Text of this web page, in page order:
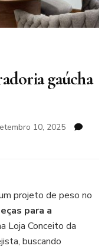
gaúcha
10, 2025
projeto de peso no
para a
Loja Conceito da
buscando